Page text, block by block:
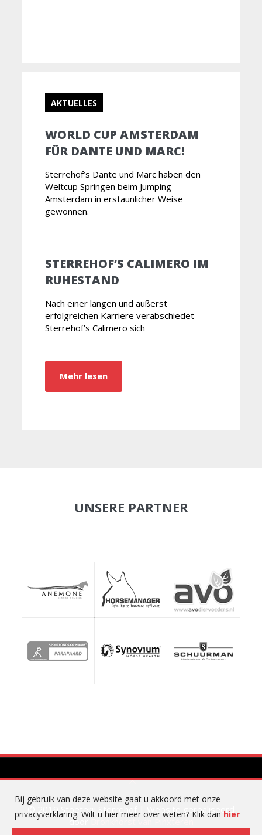
AKTUELLES
WORLD CUP AMSTERDAM
FÜR DANTE UND MARC!
Sterrehof’s Dante und Marc haben den
Weltcup Springen beim Jumping
Amsterdam in erstaunlicher Weise
gewonnen.
STERREHOF’S CALIMERO IM
RUHESTAND
Nach einer langen und äußerst
erfolgreichen Karriere verabschiedet
Sterrehof’s Calimero sich
Mehr lesen
UNSERE PARTNER
© 2019 Stoeterij Sterrehof | Website gerealiseerd
door
Bij gebruik van deze website gaat u akkoord met onze
privacyverklaring. Wilt u hier meer over weten? Klik dan hier